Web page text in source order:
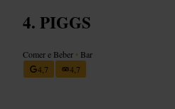
PIGGS
Comer e Beber • Bar
4,7
4,7